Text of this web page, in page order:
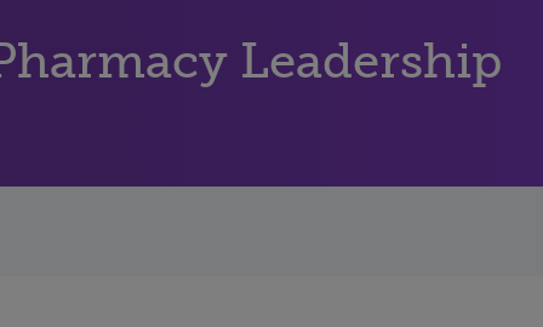
Leadership